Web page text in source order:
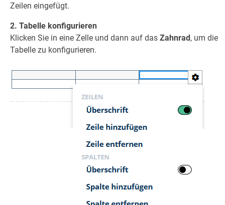
Zeilen eingefügt.
2. Tabelle konfigurieren
Klicken Sie in eine Zelle und dann auf das Zahnrad, um die
Tabelle zu konfigurieren.